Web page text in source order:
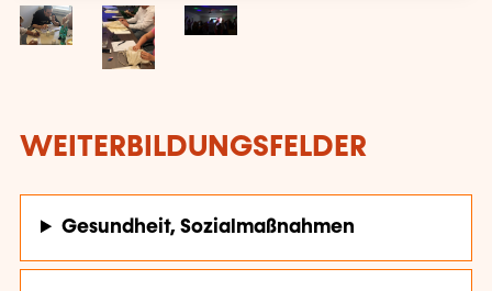
WEITERBILDUNGSFELDER
Gesundheit, Sozialmaßnahmen